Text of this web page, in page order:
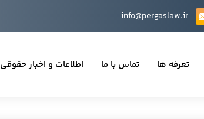
تعرفه ها تماس با ما اطلاعات و اخبار حقوقی
info@pergaslaw.ir